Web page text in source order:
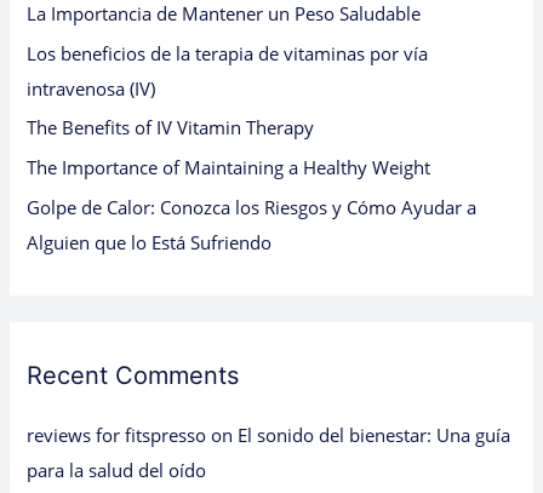
f
o
r
:
La Importancia de Mantener un Peso Saludable
Los beneficios de la terapia de vitaminas por vía
intravenosa (IV)
The Benefits of IV Vitamin Therapy
The Importance of Maintaining a Healthy Weight
Golpe de Calor: Conozca los Riesgos y Cómo Ayudar a
Alguien que lo Está Sufriendo
Recent Comments
reviews for fitspresso on El sonido del bienestar: Una guía
para la salud del oído